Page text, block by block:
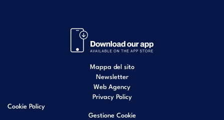
Mappa del sito
Newsletter
Web Agency
Privacy Policy
Cookie Policy
Gestione Cookie